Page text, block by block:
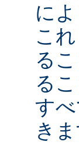
に
こ
る
る
す
きま